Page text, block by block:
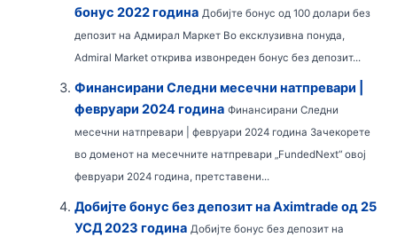
бонус 2022 година Добијте бонус од 100 долари без
депозит на Адмирал Маркет Во ексклузивна понуда,
Admiral Market открива извонреден бонус без депозит...
Финансирани Следни месечни натпревари |
февруари 2024 година Финансирани Следни
месечни натпревари | февруари 2024 година Зачекорете
во доменот на месечните натпревари „FundedNext“ овој
февруари 2024 година, претставени...
Добијте бонус без депозит на Aximtrade од 25
УСД 2023 година Добијте бонус без депозит на